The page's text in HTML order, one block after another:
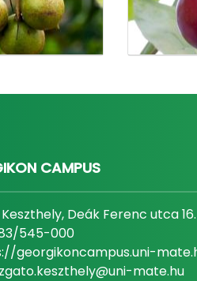
CAMPUS
Deák Ferenc utca 16.
545-000
georgikoncampus.uni-
mate.hu